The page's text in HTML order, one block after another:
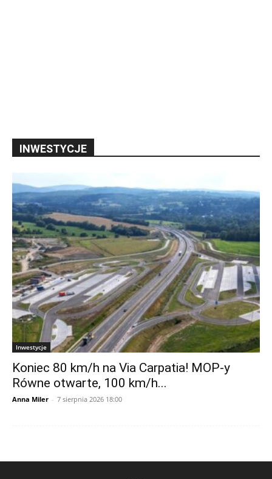
INWESTYCJE
Inwestycje
Koniec 80 km/h na Via Carpatia! MOP-y
Równe otwarte, 100 km/h...
Anna Miler - 7 sierpnia 2026 18:00